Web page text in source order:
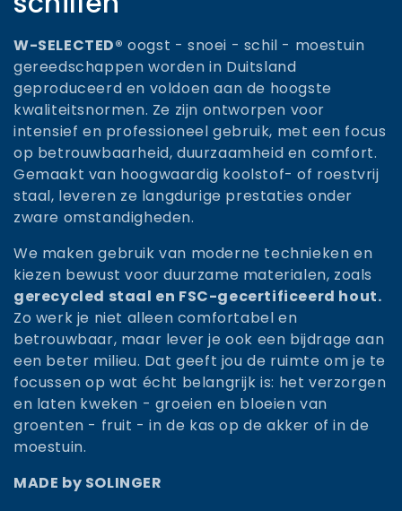
l
l
e
c
t
i
e
:
W-SELECTED® oogst - snoei - schil - moestuin
gereedschappen worden in Duitsland
geproduceerd en voldoen aan de hoogste
kwaliteitsnormen. Ze zijn ontworpen voor
intensief en professioneel gebruik, met een focus
op betrouwbaarheid, duurzaamheid en comfort.
Gemaakt van hoogwaardig koolstof- of roestvrij
staal, leveren ze langdurige prestaties onder
zware omstandigheden.
We maken gebruik van moderne technieken en
kiezen bewust voor duurzame materialen, zoals
gerecycled staal en FSC-gecertificeerd hout.
Zo werk je niet alleen comfortabel en
betrouwbaar, maar lever je ook een bijdrage aan
een beter milieu. Dat geeft jou de ruimte om je te
focussen op wat écht belangrijk is: het verzorgen
en laten kweken - groeien en bloeien van
groenten - fruit - in de kas op de akker of in de
moestuin.
MADE by SOLINGER